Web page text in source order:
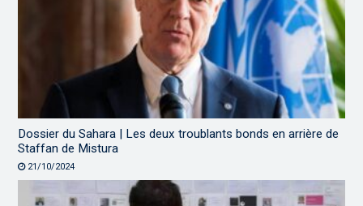
Dossier du Sahara | Les deux troublants bonds en arrière de
Staffan de Mistura
21/10/2024